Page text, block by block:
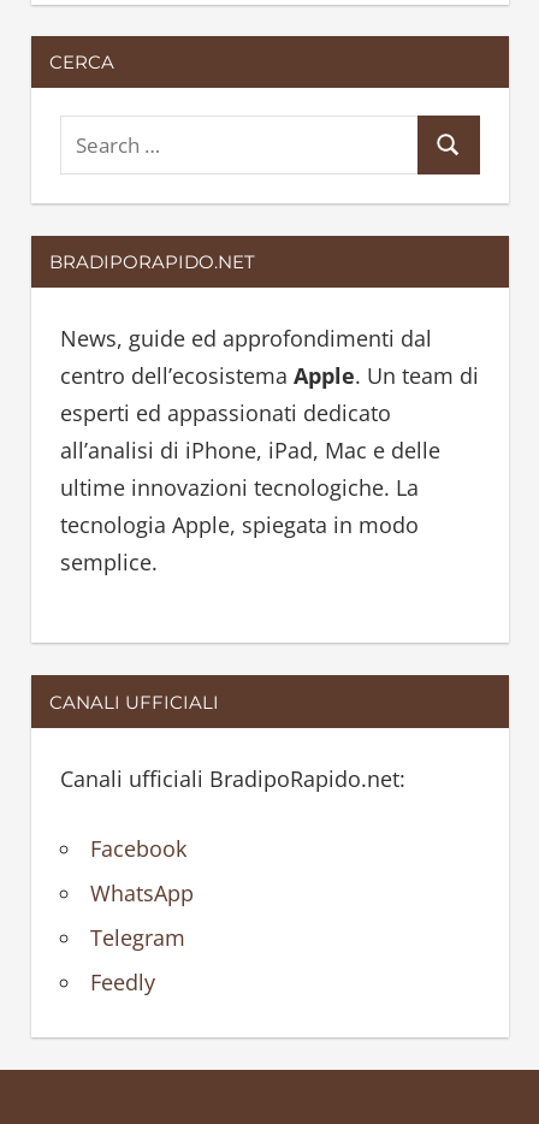
CERCA
e
a
r
c
e
a
BRADIPORAPIDO.NET
News, guide ed approfondimenti dal
centro dell’ecosistema Apple. Un team di
esperti ed appassionati dedicato
all’analisi di iPhone, iPad, Mac e delle
ultime innovazioni tecnologiche. La
tecnologia Apple, spiegata in modo
semplice.
CANALI UFFICIALI
Canali ufficiali BradipoRapido.net:
Facebook
WhatsApp
Telegram
Feedly